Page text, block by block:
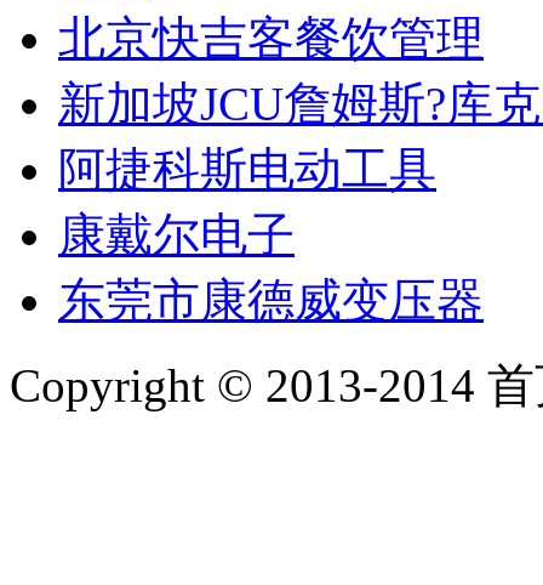
北京快吉客餐饮管理
新加坡JCU詹姆斯?库
阿捷科斯电动工具
康戴尔电子
东莞市康德威变压器
Copyright © 2013-2014